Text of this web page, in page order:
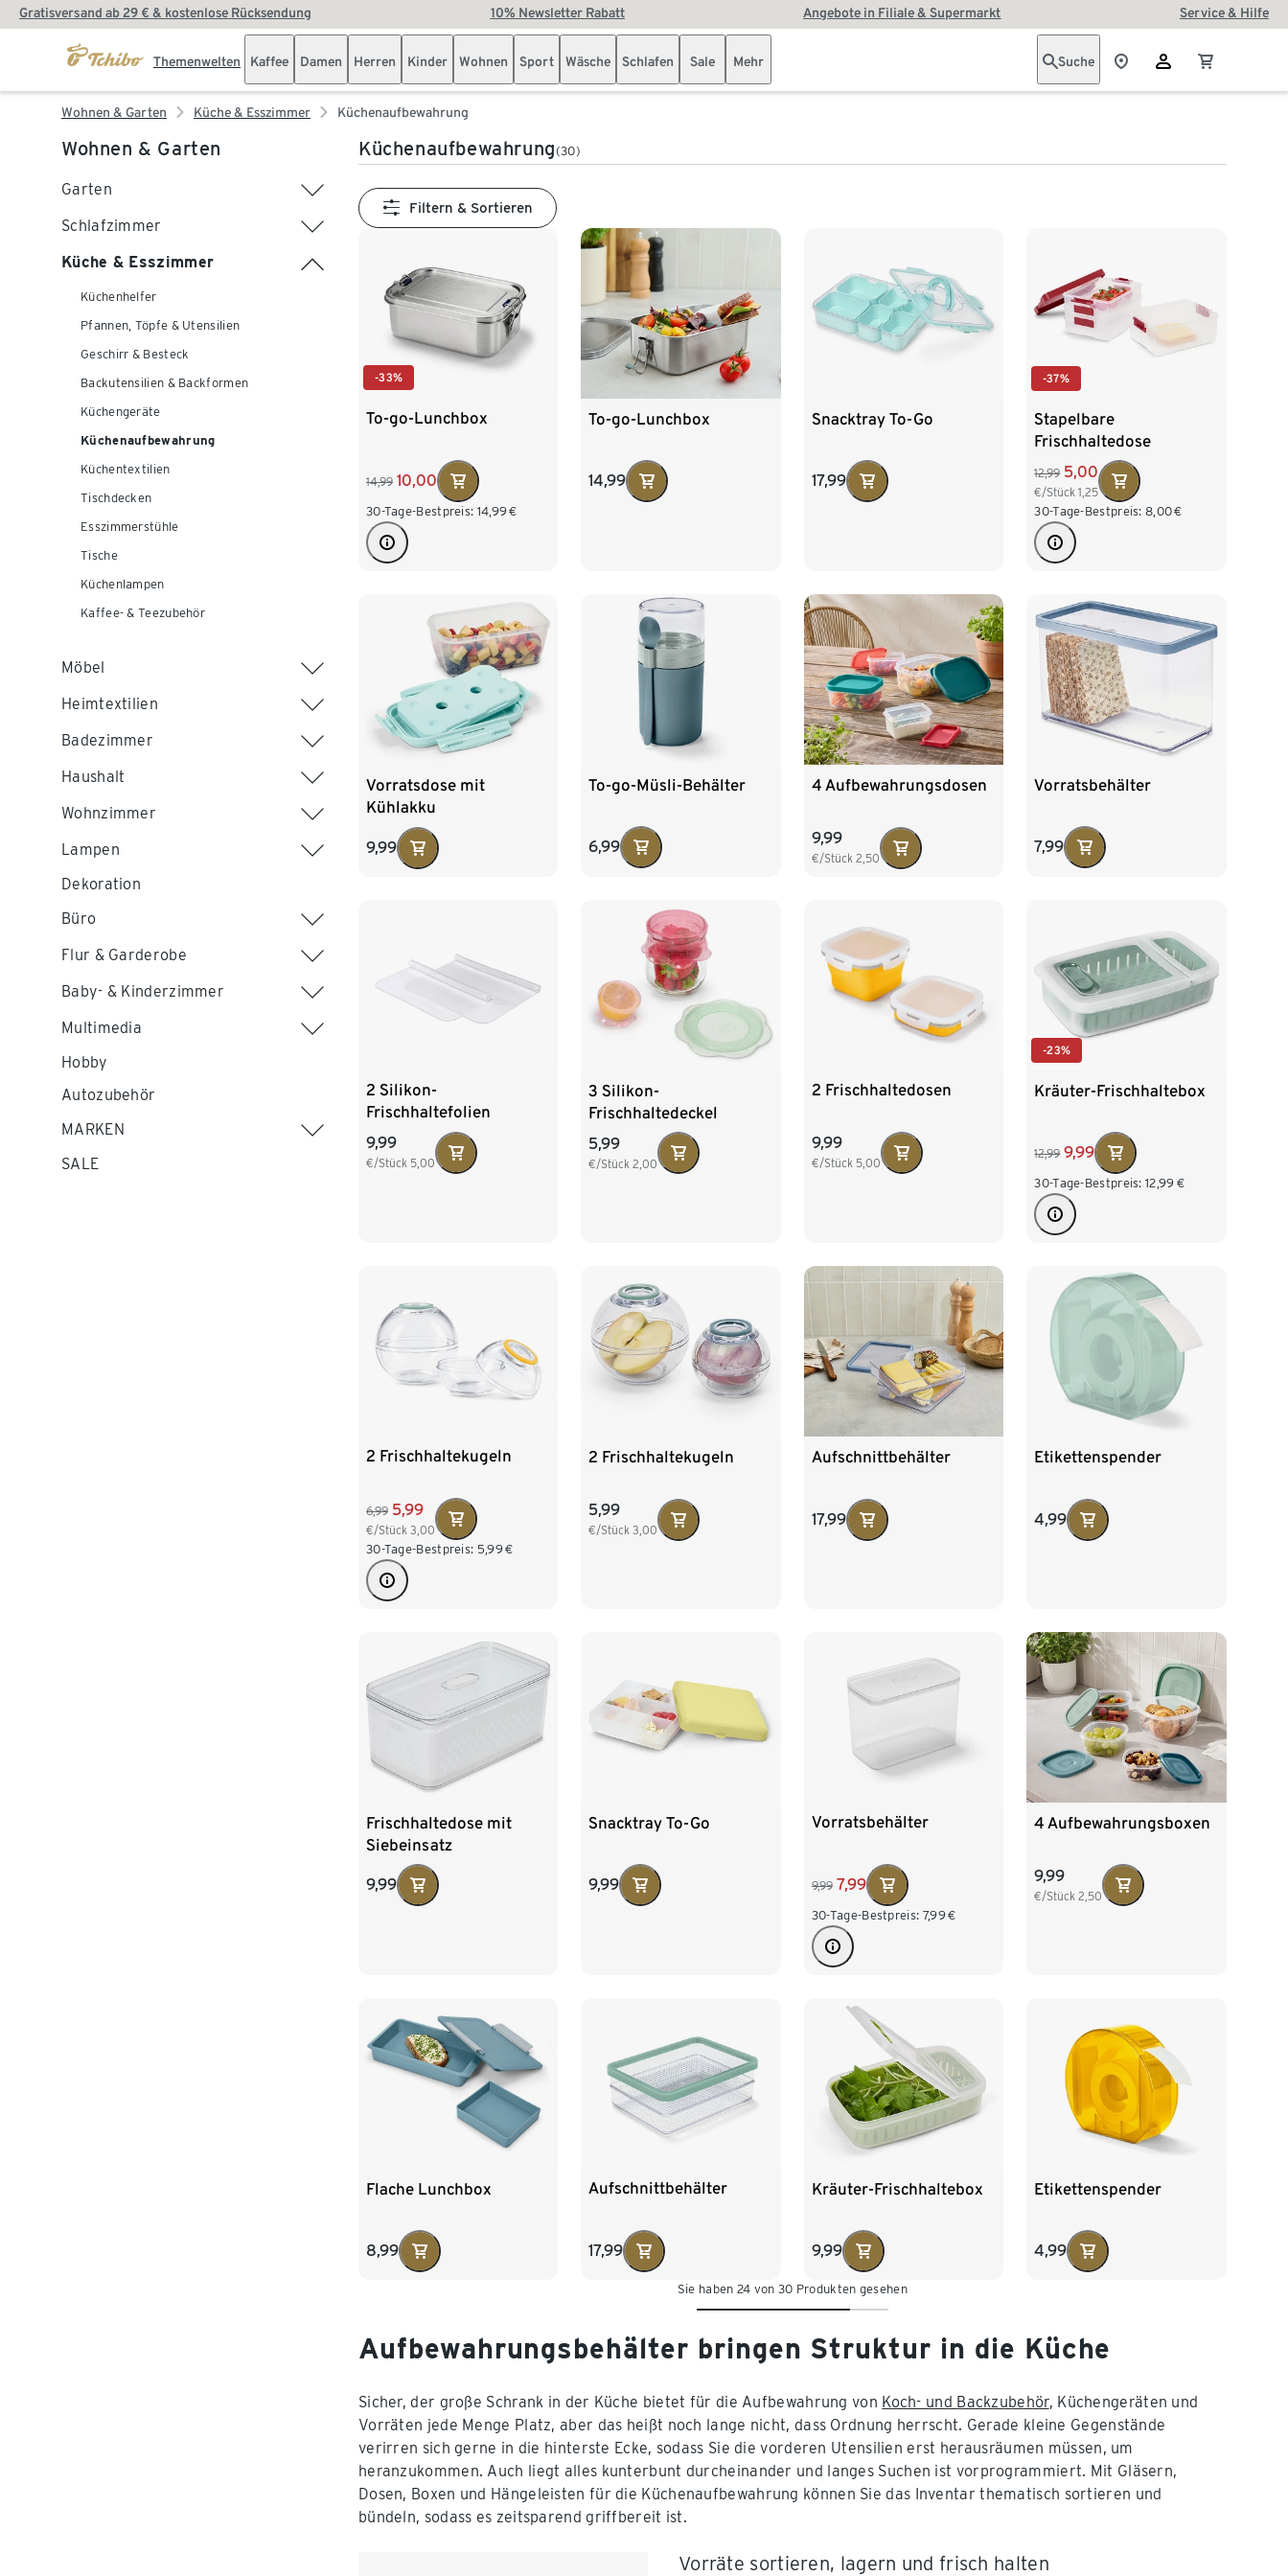
Gratisversand ab 29 € & kostenlose Rücksendung 10% Newsletter Rabatt Angebote in Filiale & Supermarkt Service & Hilfe
Themenwelten Kaffee Damen Herren Kinder Wohnen Sport Wäsche Schlafen Sale Mehr Suche
Wohnen & Garten Küche & Esszimmer Küchenaufbewahrung
Wohnen & Garten
Garten
Schlafzimmer
Küche & Esszimmer
Küchenhelfer
Pfannen, Töpfe & Utensilien
Geschirr & Besteck
Backutensilien & Backformen
Küchengeräte
Küchenaufbewahrung
Küchentextilien
Tischdecken
Esszimmerstühle
Tische
Küchenlampen
Kaffee- & Teezubehör
Möbel
Heimtextilien
Badezimmer
Haushalt
Wohnzimmer
Lampen
Dekoration
Büro
Flur & Garderobe
Baby- & Kinderzimmer
Multimedia
Hobby
Autozubehör
MARKEN
SALE
Küchenaufbewahrung(30)
Filtern & Sortieren
-33%
To-go-Lunchbox
14,99 10,00
30-Tage-Bestpreis: 14,99€
To-go-Lunchbox
14,99
Snacktray To-Go
17,99
-37%
Stapelbare
Frischhaltedose
12,99 5,00
€/Stück1,25
30-Tage-Bestpreis: 8,00€
Vorratsdose mit
Kühlakku
9,99
To-go-Müsli-Behälter
6,99
4 Aufbewahrungsdosen
9,99
€/Stück 2,50
Vorratsbehälter
7,99
2 Silikon-
Frischhaltefolien
9,99
€/Stück 5,00
3 Silikon-
Frischhaltedeckel
5,99
€/Stück2,00
2 Frischhaltedosen
9,99
€/Stück 5,00
-23%
Kräuter-Frischhaltebox
12,99 9,99
30-Tage-Bestpreis: 12,99 €
2 Frischhaltekugeln
6,99 5,99
€/Stück 3,00
30-Tage-Bestpreis: 5,99€
2 Frischhaltekugeln
5,99
€/Stück3,00
Aufschnittbehälter
17,99
Etikettenspender
4,99
Frischhaltedose mit
Siebeinsatz
9,99
Snacktray To-Go
9,99
Vorratsbehälter
9,99 7,99
30-Tage-Bestpreis: 7,99€
4 Aufbewahrungsboxen
9,99
€/Stück2,50
Flache Lunchbox
8,99
Aufschnittbehälter
17,99
Kräuter-Frischhaltebox
9,99
Etikettenspender
4,99
Sie haben 24 von 30 Produkten gesehen
Aufbewahrungsbehälter bringen Struktur in die Küche
Sicher, der große Schrank in der Küche bietet für die Aufbewahrung von Koch- und Backzubehör, Küchengeräten und
Vorräten jede Menge Platz, aber das heißt noch lange nicht, dass Ordnung herrscht. Gerade kleine Gegenstände
verirren sich gerne in die hinterste Ecke, sodass Sie die vorderen Utensilien erst herausräumen müssen, um
heranzukommen. Auch liegt alles kunterbunt durcheinander und langes Suchen ist vorprogrammiert. Mit Gläsern,
Dosen, Boxen und Hängeleisten für die Küchenaufbewahrung können Sie das Inventar thematisch sortieren und
bündeln, sodass es zeitsparend griffbereit ist.
Vorräte sortieren, lagern und frisch halten